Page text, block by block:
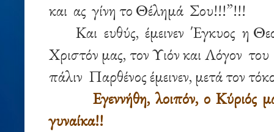
και ας γίνη το Θέλημά Σου!!!”!!!
Και ευθύς, έμεινεν Έγκυος η
Χριστόν μας, τον Υιόν και Λόγον
πάλιν Παρθένος έμεινεν, μετά τον
Εγεννήθη, λοιπόν, ο Κύριός
γυναίκα!!